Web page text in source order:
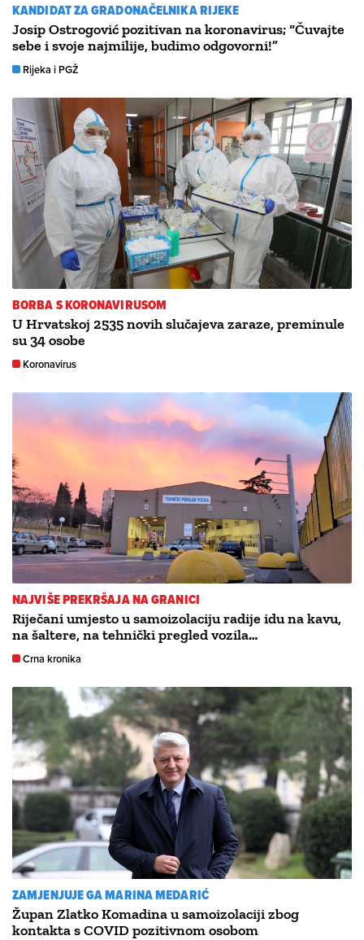
KANDIDAT ZA GRADONAČELNIKA RIJEKE
Josip Ostrogović pozitivan na koronavirus; “Čuvajte
sebe i svoje najmilije, budimo odgovorni!”
Rijeka i PGŽ
BORBA S KORONAVIRUSOM
U Hrvatskoj 2535 novih slučajeva zaraze, preminule
su 34 osobe
Koronavirus
NAJVIŠE PREKRŠAJA NA GRANICI
Riječani umjesto u samoizolaciju radije idu na kavu,
na šaltere, na tehnički pregled vozila…
Crna kronika
ZAMJENJUJE GA MARINA MEDARIĆ
Župan Zlatko Komadina u samoizolaciji zbog
kontakta s COVID pozitivnom osobom